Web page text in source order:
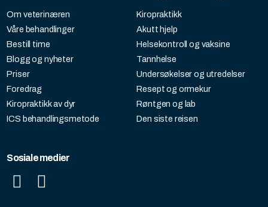
Om veterinæren
Våre behandlinger
Bestill time
Blogg og nyheter
Priser
Foredrag
Kiropraktikk av dyr
ICS behandlingsmetode
Kiropraktikk
Akutt hjelp
Helsekontroll og vaksine
Tannhelse
Undersøkelser og utredelser
Resept og ormekur
Røntgen og lab
Den siste reisen
Sosiale medier